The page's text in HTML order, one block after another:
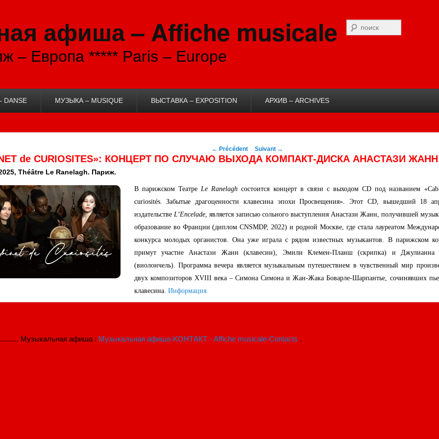
афиша – Affiche musicale
– Европа ***** Paris – Europe
Recherche
МУЗЫКА – MUSIQUE ВЫСТАВКА – EXPOSITION АРХИВ – ARCHIVES
Navigation des
posts
← Précédent Suivant →
de CURIOSITES»: КОНЦЕРТ ПО СЛУЧАЮ ВЫХОДА КОМПАКТ-ДИСКА АНАСТАЗИ ЖАНН
Théâtre Le Ranelagh. Париж.
В парижском ТеатреLe Ranelagh состоится концерт в связи с выходом CD под названием
curiosités. Забытые драгоценности клавесина эпохи Просвещения». Этот CD, вышедший 18
издательстве L’Encelade, является записью сольного выступления Анастази Жанн, получившей
образование во Франции (диплом CNSMDP, 2022) и родной Москве, где стала лауреатом
конкурса молодых органистов. Она уже играла с рядом известных музыкантов. В парижском
примут участие Анастази Жанн (клавесин), Эмили Клемен-Планш (скрипка) и Джулианна
(виолончель). Программа вечера является музыкальным путешествием в чувственный мир
двух композиторов XVIII века – Симона Симона и Жан-Жака Боварле-Шарпантье, сочинявших
клавесина. Информация.
Музыкальная афиша : Музыкальная афиша-KОНТАКТ - Affiche musicale-Contacts .